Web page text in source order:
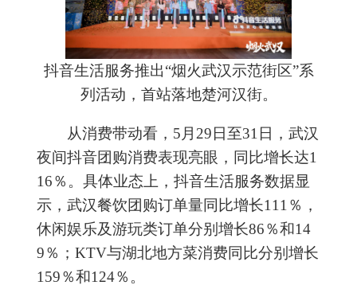
抖音生活服务推出“烟火武汉示范街区”系
列活动，首站落地楚河汉街。
从消费带动看，5月29日至31日，武汉
夜间抖音团购消费表现亮眼，同比增长达1
16％。具体业态上，抖音生活服务数据显
示，武汉餐饮团购订单量同比增长111％，
休闲娱乐及游玩类订单分别增长86％和14
9％；KTV与湖北地方菜消费同比分别增长
159％和124％。